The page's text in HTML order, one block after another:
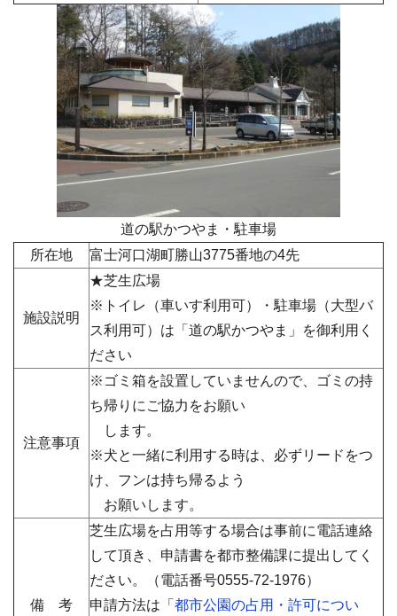
道の駅かつやま・駐車場
所在地
富士河口湖町勝山3775番地の4先
施設説明
★芝生広場
※トイレ（車いす利用可）・駐車場（大型バ
ス利用可）は「道の駅かつやま」を御利用く
ださい
注意事項
※ゴミ箱を設置していませんので、ゴミの持
ち帰りにご協力をお願い
します。
※犬と一緒に利用する時は、必ずリードをつ
け、フンは持ち帰るよう
お願いします。
備 考
芝生広場を占用等する場合は事前に電話連絡
して頂き、申請書を都市整備課に提出してく
ださい。（電話番号0555-72-1976）
申請方法は「 都市公園の占用・許可につい